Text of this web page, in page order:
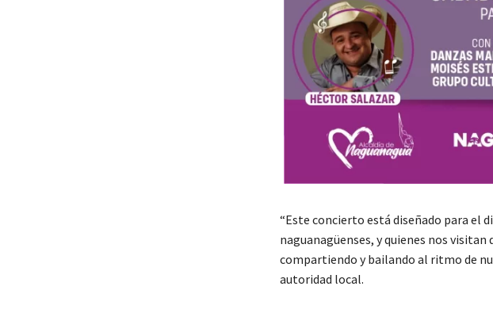
“Este concierto está diseñado para el
naguanagüenses, y quienes nos
compartiendo y bailando al ritmo de
autoridad local.